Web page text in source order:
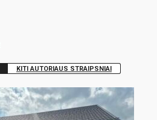
KITI AUTORIAUS STRAIPSNIAI